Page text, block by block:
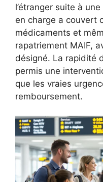
l’étranger suite à
en charge a couvert
médicaments et
rapatriement MAIF,
désigné. La rapidité
permis une
que les vraies
remboursement.